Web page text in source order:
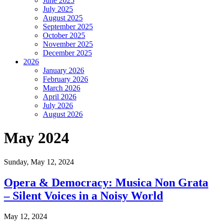
July 2025
August 2025
September 2025
October 2025
November 2025
December 2025
2026
January 2026
February 2026
March 2026
April 2026
July 2026
August 2026
May 2024
Sunday, May 12, 2024
Opera & Democracy: Musica Non Grata
– Silent Voices in a Noisy World
May 12, 2024